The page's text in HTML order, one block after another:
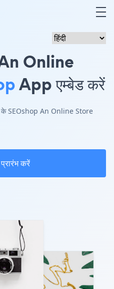
An Online
App एम्बेड करें
के SEOshop An Online Store
करें